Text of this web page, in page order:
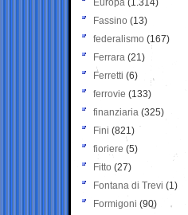
Europa (1.314)
Fassino (13)
federalismo (167)
Ferrara (21)
Ferretti (6)
ferrovie (133)
finanziaria (325)
Fini (821)
fioriere (5)
Fitto (27)
Fontana di Trevi (1)
Formigoni (90)